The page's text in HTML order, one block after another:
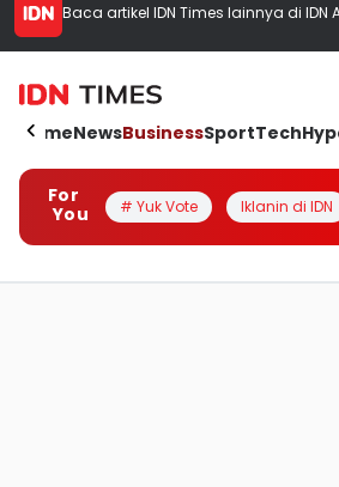
Baca artikel IDN Times lainnya di IDN
HomeNewsBusinessSportTech
For
You
# Yuk Vote Iklanin di IDN